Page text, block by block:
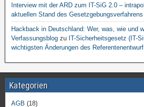
Interview mit der ARD zum IT-SiG 2.0 –
aktuellen Stand des
Hackback in Deutschland: Wer, was, wie und
Verfassungsblog zu IT-Sicherheitsgesetz (IT-
wichtigsten Änderungen des
Kategorien
AGB (18)